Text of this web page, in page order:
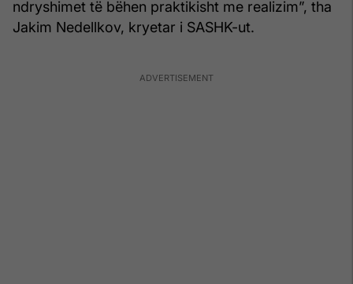
ndryshimet të bëhen praktikisht me realizim”, tha
Jakim Nedellkov, kryetar i SASHK-ut.